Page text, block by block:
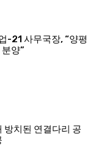
-21 사무국장, “양평
양”
방치된 연결다리 공